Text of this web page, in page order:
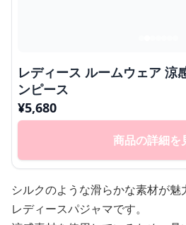
レディース ルームウェア 涼
ンピース
¥5,680
商品の詳細を
シルクのような滑らかな素材が
レディースパジャマです。